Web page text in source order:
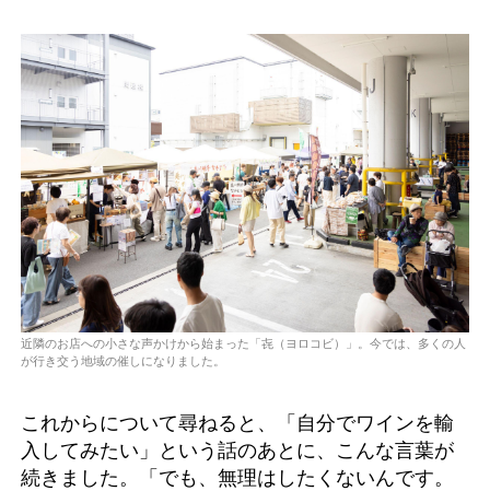
近隣のお店への小さな声かけから始まった「㐂（ヨロコビ）」。今では、多くの人
が行き交う地域の催しになりました。
これからについて尋ねると、「自分でワインを輸
入してみたい」という話のあとに、こんな言葉が
続きました。「でも、無理はしたくないんです。